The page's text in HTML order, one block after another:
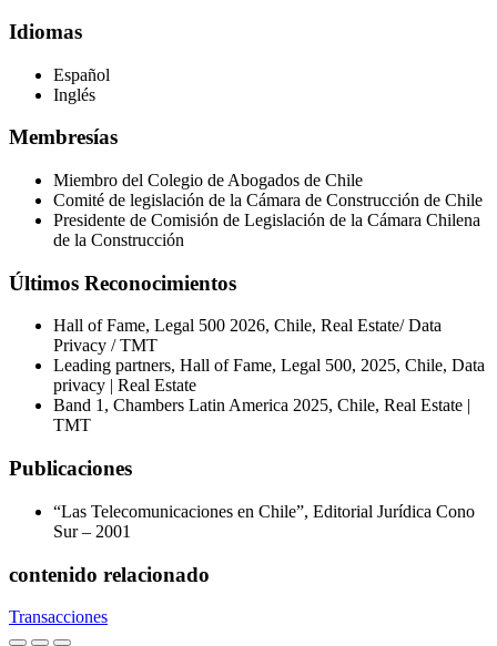
Idiomas
Español
Inglés
Membresías
Miembro del Colegio de Abogados de Chile
Comité de legislación de la Cámara de Construcción de Chile
Presidente de Comisión de Legislación de la Cámara Chilena
de la Construcción
Últimos Reconocimientos
Hall of Fame, Legal 500 2026, Chile, Real Estate/ Data
Privacy / TMT
Leading partners, Hall of Fame, Legal 500, 2025, Chile, Data
privacy | Real Estate
Band 1, Chambers Latin America 2025, Chile, Real Estate |
TMT
Publicaciones
“Las Telecomunicaciones en Chile”, Editorial Jurídica Cono
Sur – 2001
contenido relacionado
Transacciones